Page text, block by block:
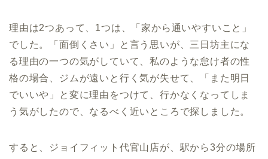
理由は2つあって、1つは、「家から通いやすいこと」
でした。「面倒くさい」と言う思いが、三日坊主にな
る理由の一つの気がしていて、私のような怠け者の性
格の場合、ジムが遠いと行く気が失せて、「また明日
でいいや」と変に理由をつけて、行かなくなってしま
う気がしたので、なるべく近いところで探しました。
すると、ジョイフィット代官山店が、駅から3分の場所